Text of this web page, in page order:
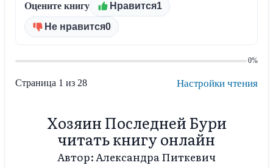
Оцените книгу Нравится1
Не нравится0
0%
Страница 1 из 28 Настройки чтения
Хозяин Последней Бури
читать книгу онлайн
Автор: Александра Питкевич